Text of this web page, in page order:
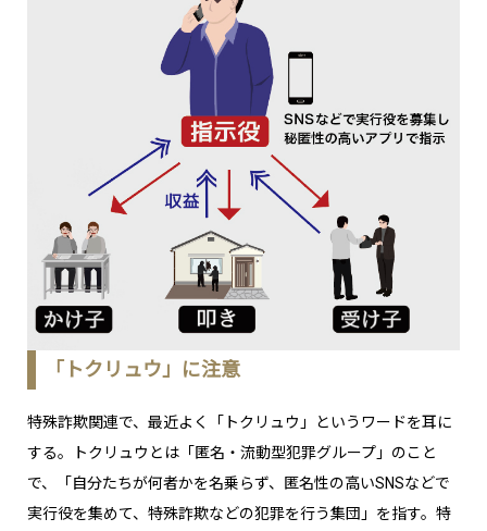
「トクリュウ」に注意
特殊詐欺関連で、最近よく「トクリュウ」というワードを耳に
する。トクリュウとは「匿名・流動型犯罪グループ」のこと
で、「自分たちが何者かを名乗らず、匿名性の高いSNSなどで
実行役を集めて、特殊詐欺などの犯罪を行う集団」を指す。特